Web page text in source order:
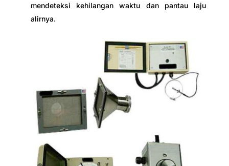
mendeteksi kehilangan waktu dan pantau laju
alirnya.